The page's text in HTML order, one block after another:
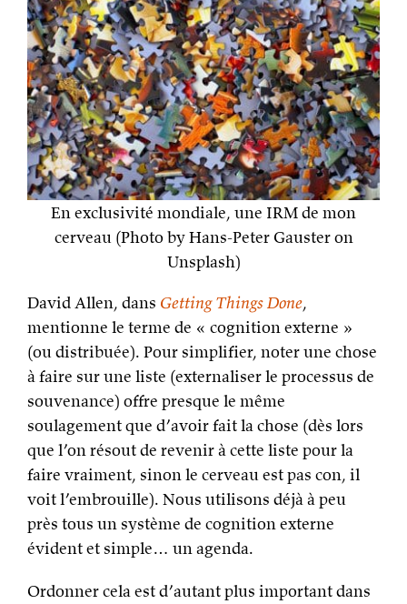
En exclusivité mondiale, une IRM de mon
cerveau (Photo by Hans-Peter Gauster on
Unsplash)
David Allen, dans Getting Things Done,
mentionne le terme de « cognition externe »
(ou distribuée). Pour simplifier, noter une chose
à faire sur une liste (externaliser le processus de
souvenance) offre presque le même
soulagement que d’avoir fait la chose (dès lors
que l’on résout de revenir à cette liste pour la
faire vraiment, sinon le cerveau est pas con, il
voit l’embrouille). Nous utilisons déjà à peu
près tous un système de cognition externe
évident et simple… un agenda.
Ordonner cela est d’autant plus important dans